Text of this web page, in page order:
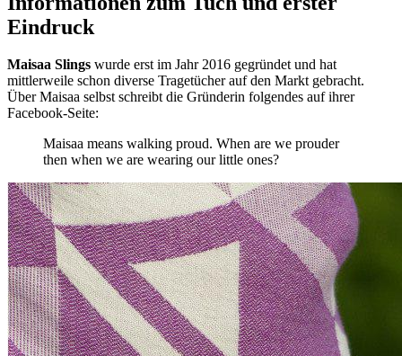
Eindruck
Maisaa Slings wurde erst im Jahr 2016 gegründet und hat
mittlerweile schon diverse Tragetücher auf den Markt gebracht.
Über Maisaa selbst schreibt die Gründerin folgendes auf ihrer
Facebook-Seite:
Maisaa means walking proud. When are we prouder
then when we are wearing our little ones?